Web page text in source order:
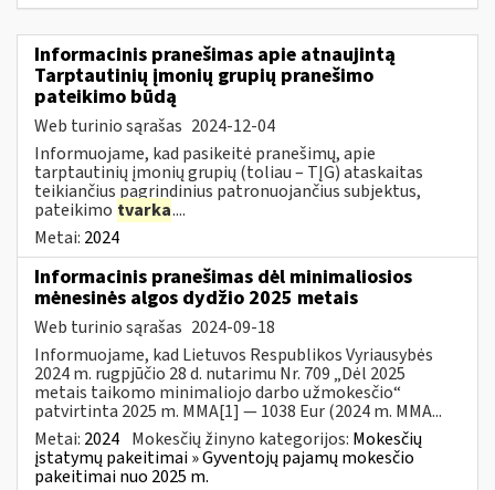
Informacinis pranešimas apie atnaujintą
Tarptautinių įmonių grupių pranešimo
pateikimo būdą
Web turinio sąrašas 2024-12-04
Informuojame, kad pasikeitė pranešimų, apie
tarptautinių įmonių grupių (toliau – TĮG) ataskaitas
teikiančius pagrindinius patronuojančius subjektus,
pateikimo tvarka....
Metai: 2024
Informacinis pranešimas dėl minimaliosios
mėnesinės algos dydžio 2025 metais
Web turinio sąrašas 2024-09-18
Informuojame, kad Lietuvos Respublikos Vyriausybės
2024 m. rugpjūčio 28 d. nutarimu Nr. 709 „Dėl 2025
metais taikomo minimaliojo darbo užmokesčio“
patvirtinta 2025 m. MMA[1] — 1038 Eur (2024 m. MMA...
Metai: 2024 Mokesčių žinyno kategorijos: Mokesčių
įstatymų pakeitimai » Gyventojų pajamų mokesčio
pakeitimai nuo 2025 m.